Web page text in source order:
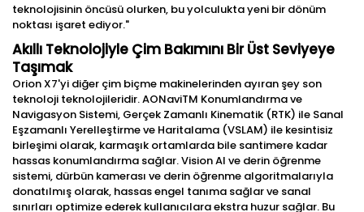
teknolojisinin öncüsü olurken, bu yolculukta yeni bir dönüm
noktası işaret ediyor."
Akıllı Teknolojiyle Çim Bakımını Bir Üst Seviyeye
Taşımak
Orion X7'yi diğer çim biçme makinelerinden ayıran şey son
teknoloji teknolojileridir. AONaviTM Konumlandırma ve
Navigasyon Sistemi, Gerçek Zamanlı Kinematik (RTK) ile Sanal
Eşzamanlı Yerelleştirme ve Haritalama (VSLAM) ile kesintisiz
birleşimi olarak, karmaşık ortamlarda bile santimere kadar
hassas konumlandırma sağlar. Vision AI ve derin öğrenme
sistemi, dürbün kamerası ve derin öğrenme algoritmalarıyla
donatılmış olarak, hassas engel tanıma sağlar ve sanal
sınırları optimize ederek kullanıcılara ekstra huzur sağlar. Bu